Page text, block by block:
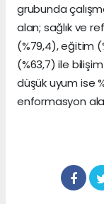
grubunda
alan; sağlık ve
(%79,4), eğitim
(%63,7) ile
düşük uyum ise
enformasyon